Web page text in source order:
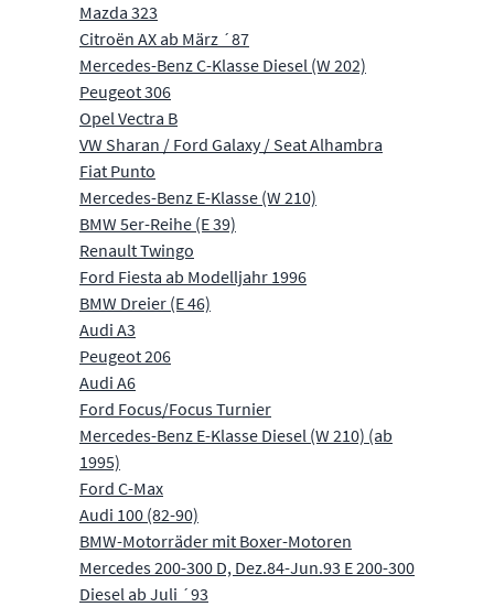
Mazda 323
Citroën AX ab März ´87
Mercedes-Benz C-Klasse Diesel (W 202)
Peugeot 306
Opel Vectra B
VW Sharan / Ford Galaxy / Seat Alhambra
Fiat Punto
Mercedes-Benz E-Klasse (W 210)
BMW 5er-Reihe (E 39)
Renault Twingo
Ford Fiesta ab Modelljahr 1996
BMW Dreier (E 46)
Audi A3
Peugeot 206
Audi A6
Ford Focus/Focus Turnier
Mercedes-Benz E-Klasse Diesel (W 210) (ab
1995)
Ford C-Max
Audi 100 (82-90)
BMW-Motorräder mit Boxer-Motoren
Mercedes 200-300 D, Dez.84-Jun.93 E 200-300
Diesel ab Juli ´93